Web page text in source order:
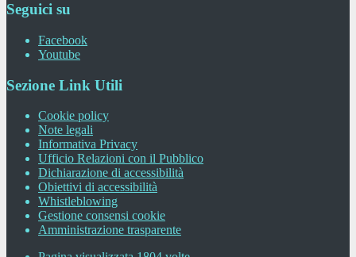
Seguici su
Facebook
Youtube
Sezione Link Utili
Cookie policy
Note legali
Informativa Privacy
Ufficio Relazioni con il Pubblico
Dichiarazione di accessibilità
Obiettivi di accessibilità
Whistleblowing
Gestione consensi cookie
Amministrazione trasparente